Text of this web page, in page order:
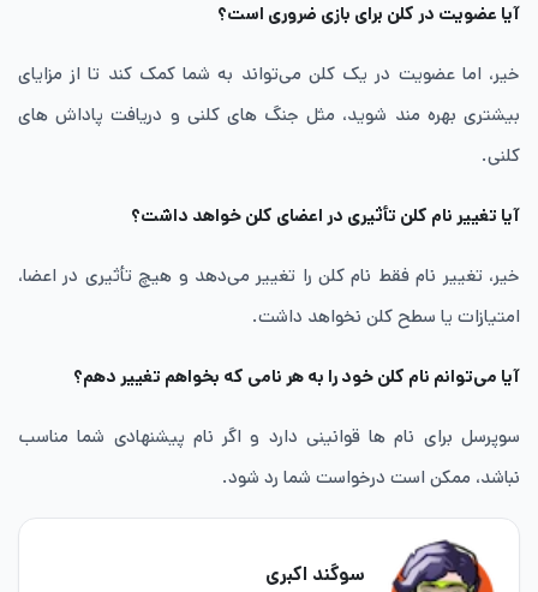
آیا عضویت در کلن برای بازی ضروری است؟
خیر، اما عضویت در یک کلن می‌تواند به شما کمک کند تا از مزایای
بیشتری بهره مند شوید، مثل جنگ های کلنی و دریافت پاداش های
کلنی.
آیا تغییر نام کلن تأثیری در اعضای کلن خواهد داشت؟
خیر، تغییر نام فقط نام کلن را تغییر می‌دهد و هیچ تأثیری در اعضا،
امتیازات یا سطح کلن نخواهد داشت.
آیا می‌توانم نام کلن خود را به هر نامی که بخواهم تغییر دهم؟
سوپرسل برای نام ها قوانینی دارد و اگر نام پیشنهادی شما مناسب
نباشد، ممکن است درخواست شما رد شود.
سوگند اکبری